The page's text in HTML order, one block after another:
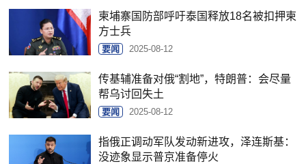
柬埔寨国防部呼吁泰国释放18名被扣押柬
方士兵
要闻 2025-08-12
传基辅准备对俄“割地”，特朗普：会尽量
帮乌讨回失土
要闻 2025-08-12
指俄正调动军队发动新进攻，泽连斯基：
没迹象显示普京准备停火